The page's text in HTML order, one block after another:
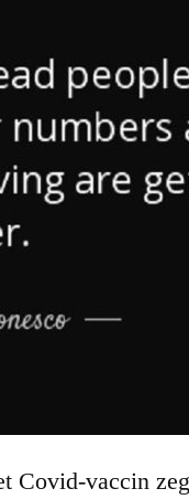
Covid-vaccin